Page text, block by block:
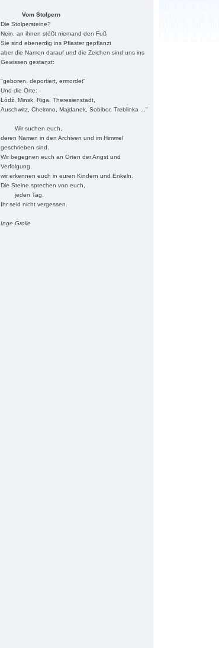
Vom Stolpern
Die Stolpersteine?
Nein, an ihnen stößt niemand den Fuß
Sie sind ebenerdig ins Pflaster gepflanzt
aber die Namen darauf und die Zeichen sind uns ins
Gewissen gestanzt:
"geboren, deportiert, ermordet"
Und die Orte:
Łódź, Minsk, Riga, Theresienstadt,
Auschwitz, Chelmno, Majdanek, Sobibor, Treblinka ..."
Wir suchen euch,
deren Namen in den Archiven und im Himmel
geschrieben sind.
Wir begegnen euch an Orten der Angst und
Verfolgung,
wir erkennen euch in euren Kindern und Enkeln.
Die Steine sprechen von euch,
jeden Tag.
Ihr seid nicht vergessen.
Inge Grolle